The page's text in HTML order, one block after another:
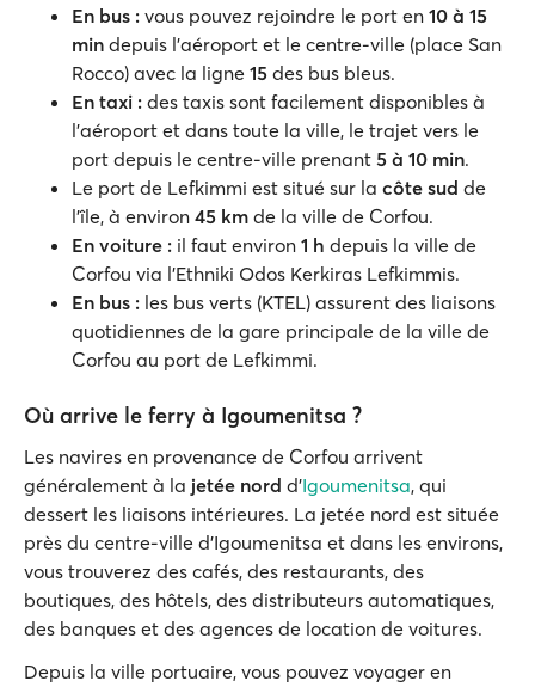
En bus : vous pouvez rejoindre le port en 10 à 15
min depuis l'aéroport et le centre-ville (place San
Rocco) avec la ligne 15 des bus bleus.
En taxi : des taxis sont facilement disponibles à
l'aéroport et dans toute la ville, le trajet vers le
port depuis le centre-ville prenant 5 à 10 min.
Le port de Lefkimmi est situé sur la côte sud de
l'île, à environ 45 km de la ville de Corfou.
En voiture : il faut environ 1 h depuis la ville de
Corfou via l'Ethniki Odos Kerkiras Lefkimmis.
En bus : les bus verts (KTEL) assurent des liaisons
quotidiennes de la gare principale de la ville de
Corfou au port de Lefkimmi.
Où arrive le ferry à Igoumenitsa ?
Les navires en provenance de Corfou arrivent
généralement à la jetée nord d'Igoumenitsa, qui
dessert les liaisons intérieures. La jetée nord est située
près du centre-ville d'Igoumenitsa et dans les environs,
vous trouverez des cafés, des restaurants, des
boutiques, des hôtels, des distributeurs automatiques,
des banques et des agences de location de voitures.
Depuis la ville portuaire, vous pouvez voyager en